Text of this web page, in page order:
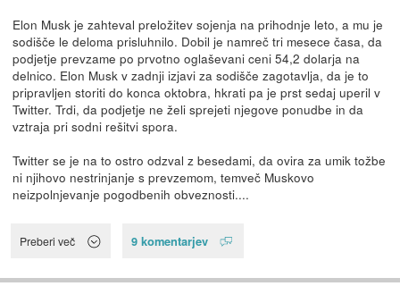
Elon Musk je zahteval preložitev sojenja na prihodnje leto, a mu je
sodišče le deloma prisluhnilo. Dobil je namreč tri mesece časa, da
podjetje prevzame po prvotno oglaševani ceni 54,2 dolarja na
delnico. Elon Musk v zadnji izjavi za sodišče zagotavlja, da je to
pripravljen storiti do konca oktobra, hkrati pa je prst sedaj uperil v
Twitter. Trdi, da podjetje ne želi sprejeti njegove ponudbe in da
vztraja pri sodni rešitvi spora.
Twitter se je na to ostro odzval z besedami, da ovira za umik tožbe
ni njihovo nestrinjanje s prevzemom, temveč Muskovo
neizpolnjevanje pogodbenih obveznosti....
Preberi več 9 komentarjev